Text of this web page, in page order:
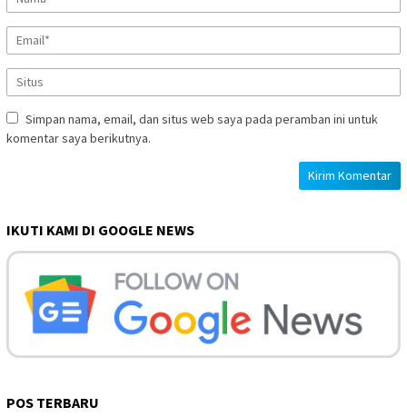
Simpan nama, email, dan situs web saya pada peramban ini untuk
komentar saya berikutnya.
IKUTI KAMI DI GOOGLE NEWS
POS TERBARU